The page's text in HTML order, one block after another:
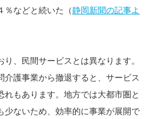
％などと続いた（静岡新聞の記事よ
、民間サービスとは異なります。
介護事業から撤退すると、サービス
れもあります。地方では大都市圏と
少ないため、効率的に事業が展開で